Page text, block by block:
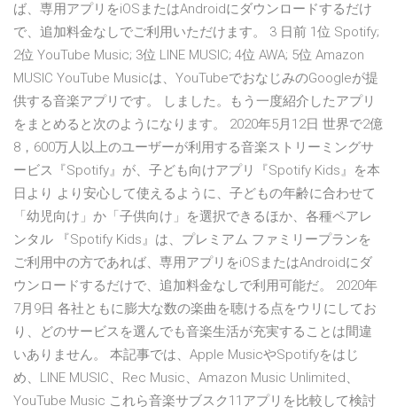
ば、専用アプリをiOSまたはAndroidにダウンロードするだけ
で、追加料金なしでご利用いただけます。 3 日前 1位 Spotify;
2位 YouTube Music; 3位 LINE MUSIC; 4位 AWA; 5位 Amazon
MUSIC YouTube Musicは、YouTubeでおなじみのGoogleが提
供する音楽アプリです。 しました。もう一度紹介したアプリ
をまとめると次のようになります。 2020年5月12日 世界で2億
8，600万人以上のユーザーが利用する音楽ストリーミングサ
ービス『Spotify』が、子ども向けアプリ『Spotify Kids』を本
日より より安心して使えるように、子どもの年齢に合わせて
「幼児向け」か「子供向け」を選択できるほか、各種ペアレ
ンタル 『Spotify Kids』は、プレミアム ファミリープランを
ご利用中の方であれば、専用アプリをiOSまたはAndroidにダ
ウンロードするだけで、追加料金なしで利用可能だ。 2020年
7月9日 各社ともに膨大な数の楽曲を聴ける点をウリにしてお
り、どのサービスを選んでも音楽生活が充実することは間違
いありません。 本記事では、Apple MusicやSpotifyをはじ
め、LINE MUSIC、Rec Music、Amazon Music Unlimited、
YouTube Music これら音楽サブスク11アプリを比較して検討